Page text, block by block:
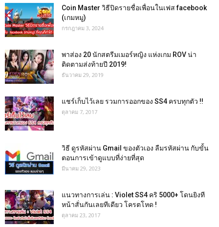
Coin Master วิธีปิดรายชื่อเพื่อนในเฟส facebook
(เกมหมู)
กรกฎาคม 3, 2024
พาส่อง 20 นักสตรีมเมอร์หญิง แห่งเกม ROV น่า
ติดตามส่งท้ายปี 2019!
ธันวาคม 29, 2019
แชร์เก็บไว้เลย รวมการออกของ SS4 ครบทุกตัว !!
ตุลาคม 7, 2017
วิธี ดูรหัสผ่าน Gmail ของตัวเอง ลืมรหัสผ่าน กับขั้น
ตอนการเข้าดูแบบที่ง่ายที่สุด
มีนาคม 29, 2023
แนวทางการเล่น : Violet SS4 คริ 5000+ โดนยิงที
หน้าสั่นกันเลยทีเดียว โครตโหด !
ตุลาคม 23, 2017